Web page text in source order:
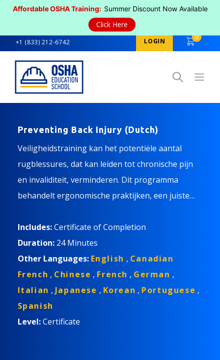
Affordable OSHA Training: Summer Discount Now Available
Click Here
+1 (833) 212-6742 LOGIN
0
Preventing Back Injury (Dutch)
Veiligheidstraining kan het potentiële aantal
rugblessures, dat kan leiden tot chronische pijn
en invaliditeit, verminderen. Dit programma
behandelt ergonomische praktijken, een juiste
Includes:Certificate of Completion
Duration: 24 Minutes
Other Languages: English , Canadian
French , Chinese , French , German ,
Italian , Japanese , Korean , Portuguese ,
Spanish
Level:Certificate